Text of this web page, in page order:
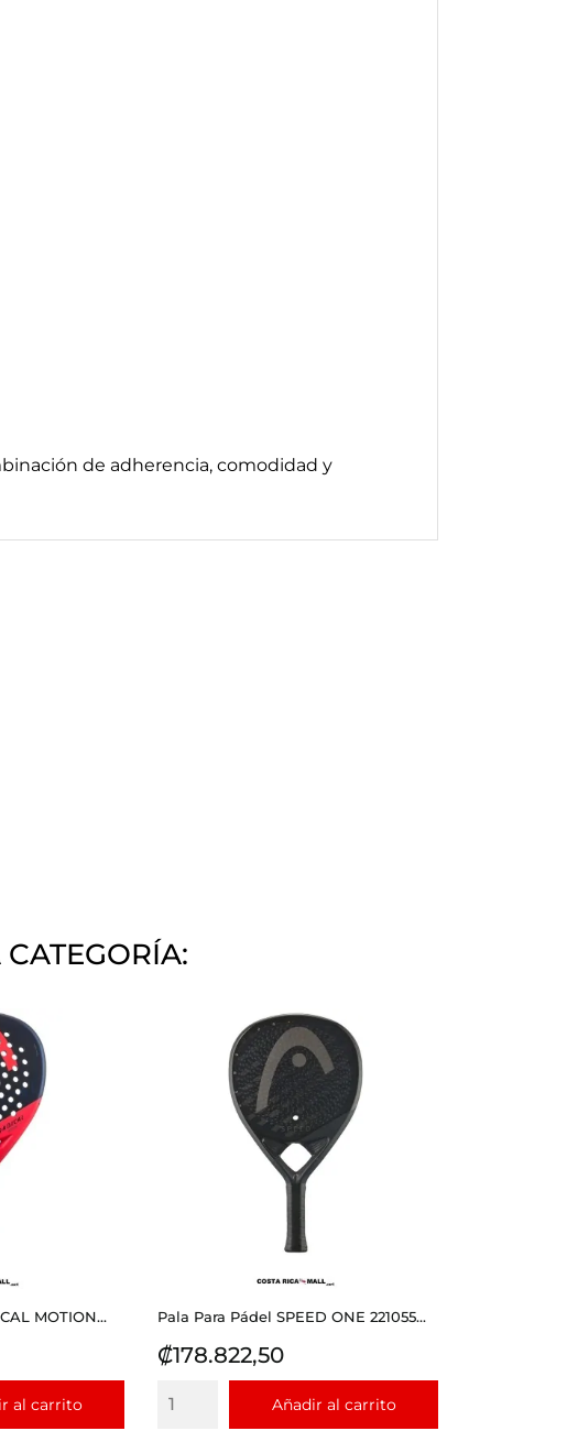
de adherencia, comodidad y
MOTION...
al carrito
Pala Para Pádel SPEED ONE 221055...
Precio
₡178.822,50
Añadir al carrito